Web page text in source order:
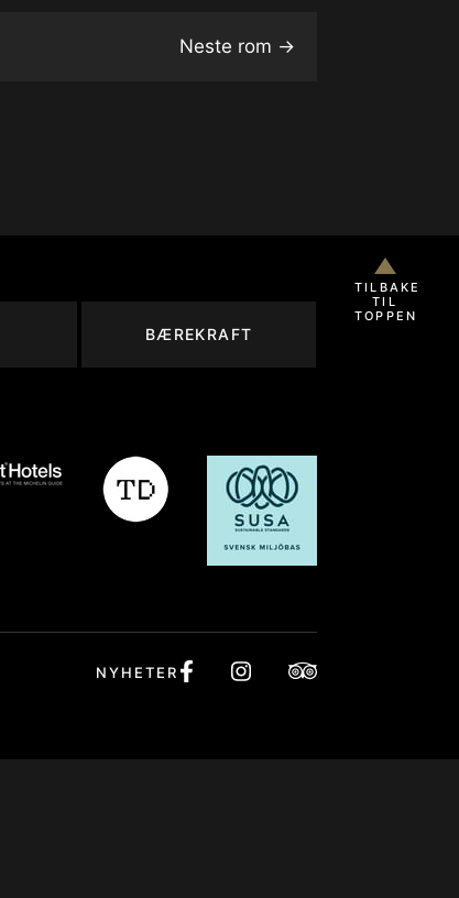
Neste rom →
TILBAKE
TIL
TOPPEN
BÆREKRAFT
NYHETER